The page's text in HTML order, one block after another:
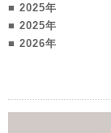
■ 2025年
■ 2025年
■ 2026年